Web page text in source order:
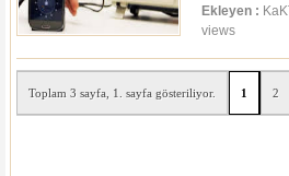
Ekleyen :
views
Toplam 3 sayfa, 1. sayfa gösteriliyor. 1 2